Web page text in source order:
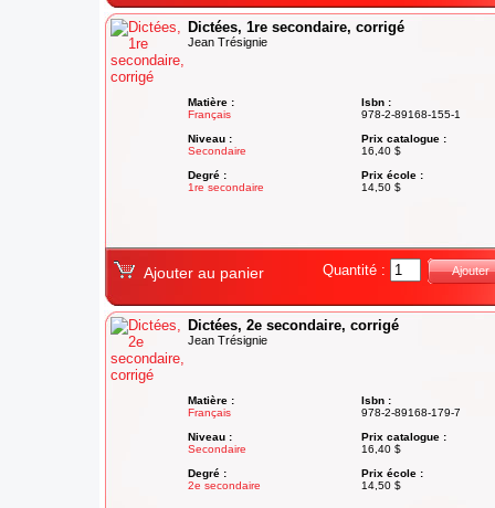
Dictées, 1re secondaire, corrigé
Jean Trésignie
Matière :
Français
Niveau :
Secondaire
Degré :
1re secondaire
Isbn :
978-2-89168-155-1
Prix catalogue :
16,40 $
Prix école :
14,50 $
Ajouter au panier Quantité : Ajouter
Dictées, 2e secondaire, corrigé
Jean Trésignie
Matière :
Français
Niveau :
Secondaire
Degré :
2e secondaire
Isbn :
978-2-89168-179-7
Prix catalogue :
16,40 $
Prix école :
14,50 $